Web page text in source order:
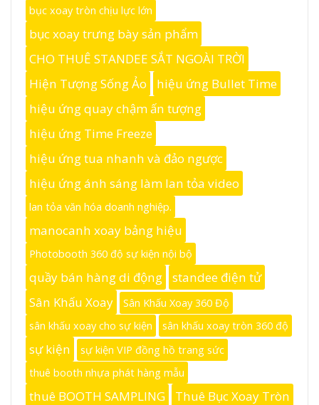
bục xoay tròn chịu lực lớn
bục xoay trưng bày sản phẩm
CHO THUÊ STANDEE SẮT NGOÀI TRỜI
Hiện Tượng Sống Ảo
hiệu ứng Bullet Time
hiệu ứng quay chậm ấn tượng
hiệu ứng Time Freeze
hiệu ứng tua nhanh và đảo ngược
hiệu ứng ánh sáng làm lan tỏa video
lan tỏa văn hóa doanh nghiệp.
manocanh xoay bảng hiệu
Photobooth 360 độ sự kiện nội bộ
quầy bán hàng di động
standee điện tử
Sân Khấu Xoay
Sân Khấu Xoay 360 Độ
sân khấu xoay cho sự kiện
sân khấu xoay tròn 360 độ
sự kiện
sự kiện VIP đồng hồ trang sức
thuê booth nhựa phát hàng mẫu
thuê BOOTH SAMPLING
Thuê Bục Xoay Tròn